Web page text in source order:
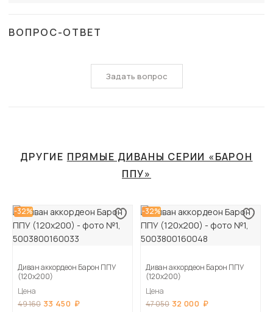
ВОПРОС-ОТВЕТ
Задать вопрос
ДРУГИЕ ПРЯМЫЕ ДИВАНЫ СЕРИИ «БАРОН
ППУ»
-32%
Диван аккордеон Барон ППУ
(120х200)
Цена
49 160 33 450
-32%
Диван аккордеон Барон ППУ
(120х200)
Цена
47 050 32 000